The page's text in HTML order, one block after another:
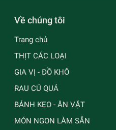
Về chúng tôi
Trang chủ
THỊT CÁC LOẠI
GIA VỊ - ĐỒ KHÔ
RAU CỦ QUẢ
BÁNH KẸO - ĂN VẶT
MÓN NGON LÀM SẴN